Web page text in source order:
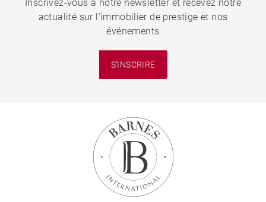
Inscrivez-vous à notre newsletter et recevez notre
actualité sur l'immobilier de prestige et nos
événements
S'INSCRIRE